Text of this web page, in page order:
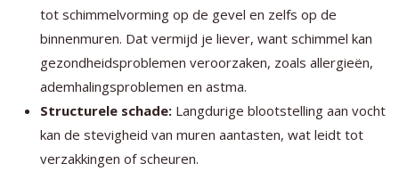
tot schimmelvorming op de gevel en zelfs op de
binnenmuren. Dat vermijd je liever, want schimmel kan
gezondheidsproblemen veroorzaken, zoals allergieën,
ademhalingsproblemen en astma.
Structurele schade: Langdurige blootstelling aan vocht
kan de stevigheid van muren aantasten, wat leidt tot
verzakkingen of scheuren.